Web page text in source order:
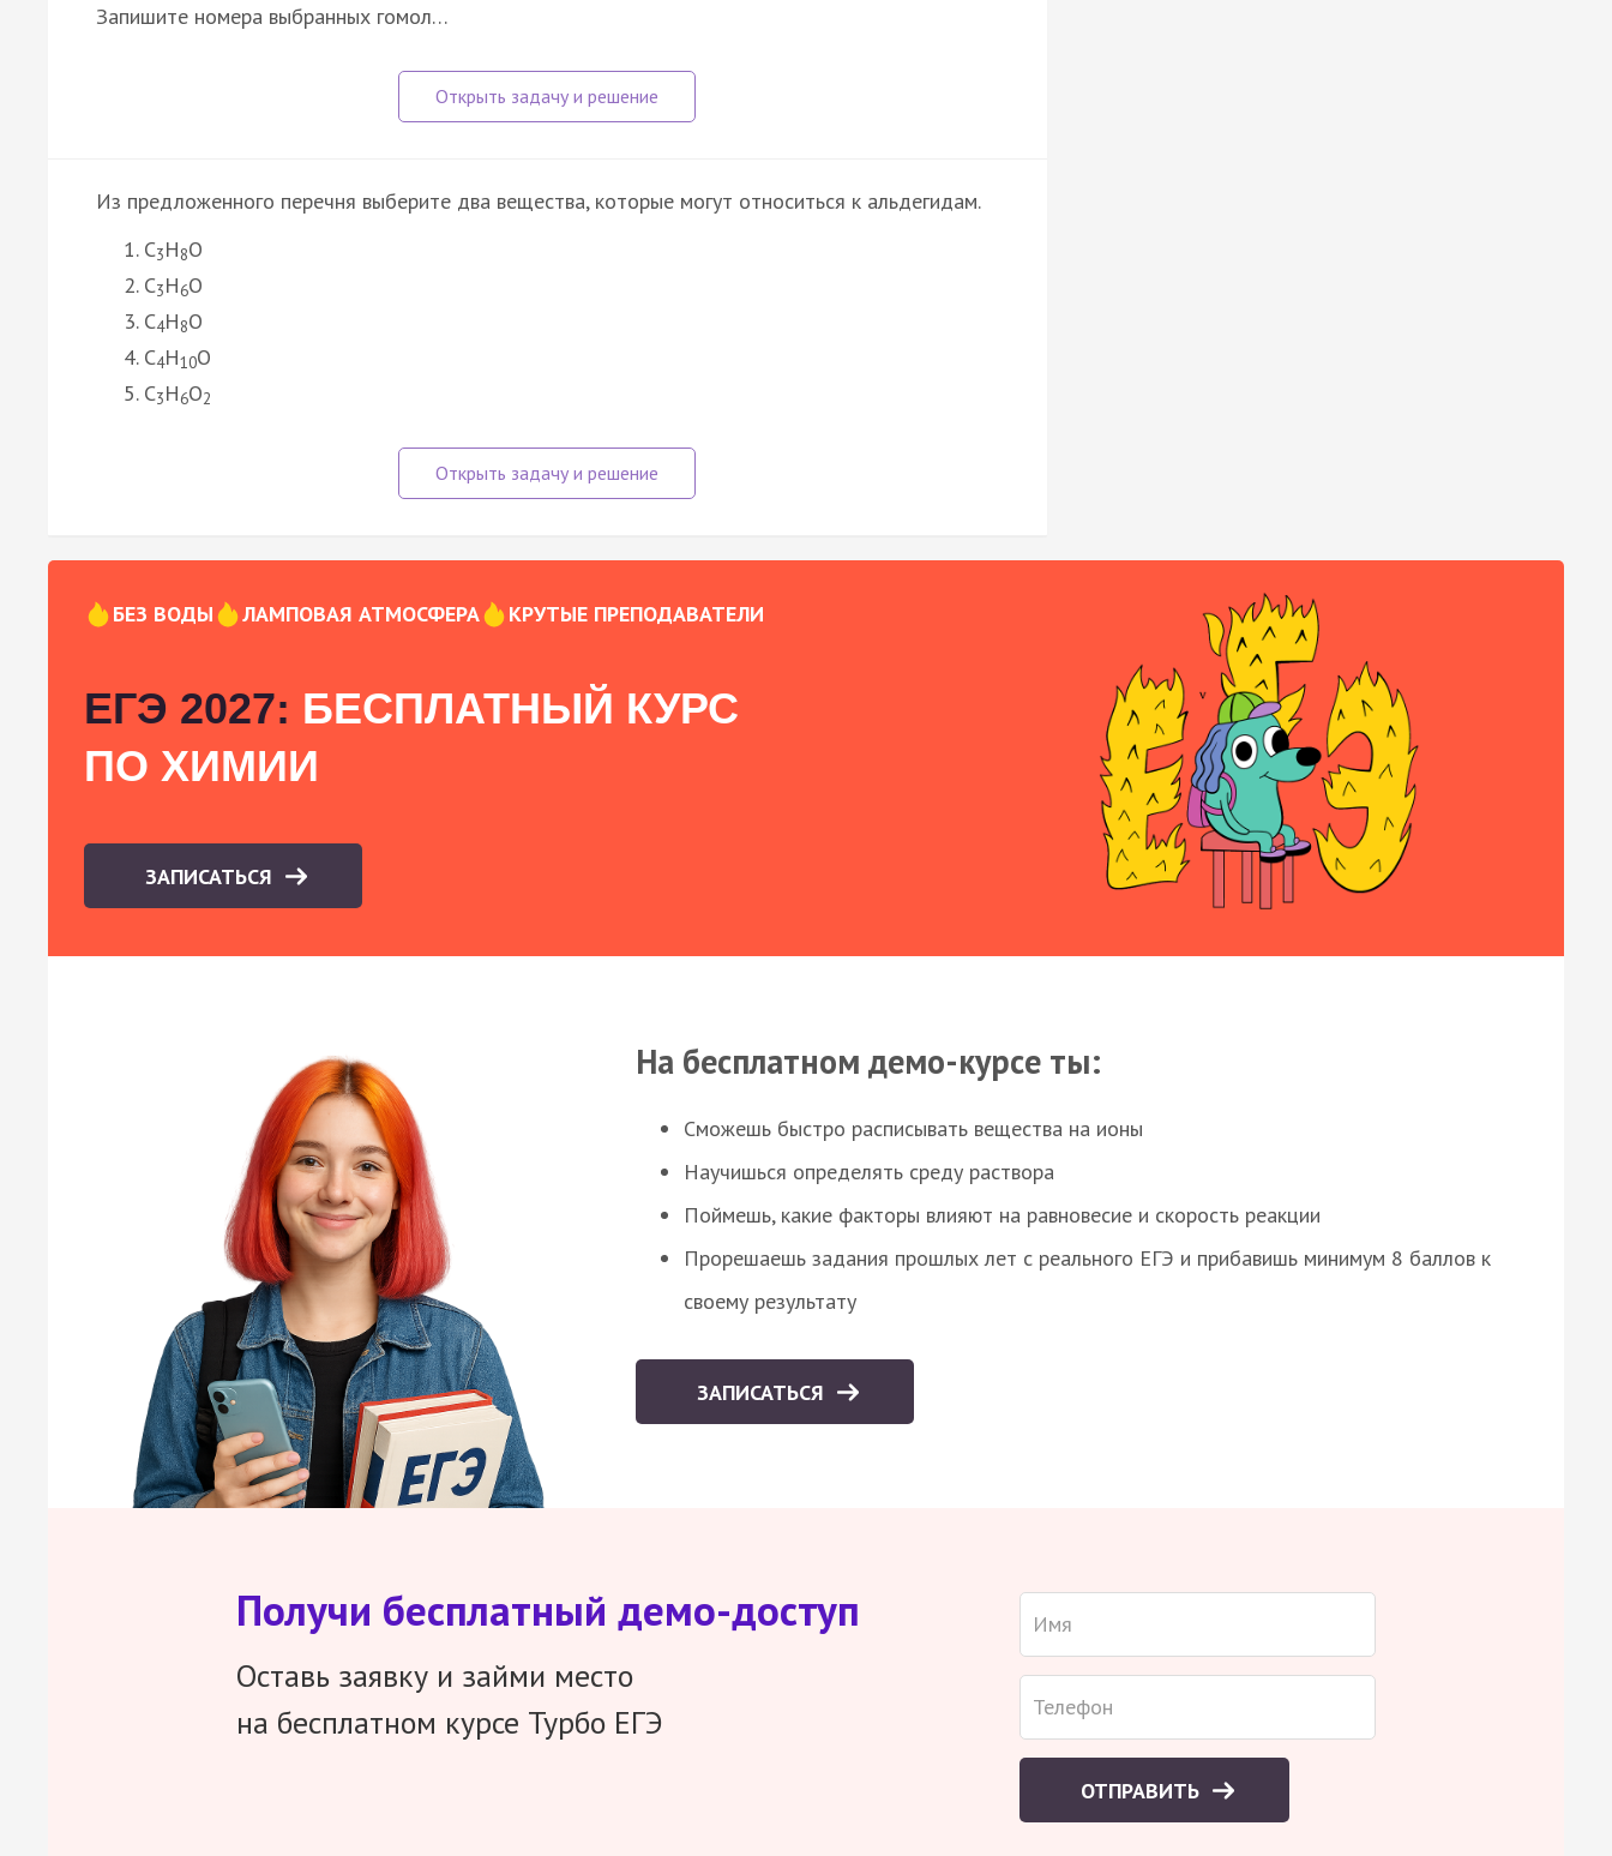
Запишите номера выбранных гомол…
Из предложенного перечня выберите два вещества, которые могут относиться к альдегидам.
C3H8O
C3H6O
C4H8O
C4H10O
C3H6O2
БЕЗ ВОДЫ ЛАМПОВАЯ АТМОСФЕРА КРУТЫЕ ПРЕПОДАВАТЕЛИ
ЕГЭ 2027: БЕСПЛАТНЫЙ КУРС
ПО ХИМИИ
ЗАПИСАТЬСЯ
На бесплатном демо-курсе ты:
Сможешь быстро расписывать вещества на ионы
Научишься определять среду раствора
Поймешь, какие факторы влияют на равновесие и скорость реакции
Прорешаешь задания прошлых лет с реального ЕГЭ и прибавишь минимум 8 баллов к
своему результату
ЗАПИСАТЬСЯ
Получи бесплатный демо-доступ
Оставь заявку и займи место
на бесплатном курсе Турбо ЕГЭ
ОТПРАВИТЬ